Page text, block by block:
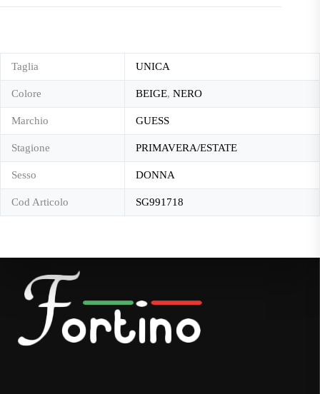
Taglia UNICA
Colore BEIGE, NERO
Marchio GUESS
Stagione PRIMAVERA/ESTATE
Sesso DONNA
Cod Articolo SG991718